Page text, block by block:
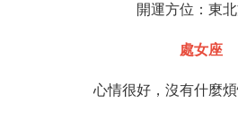
開運方位：東
處女座
心情很好，沒有什麼煩